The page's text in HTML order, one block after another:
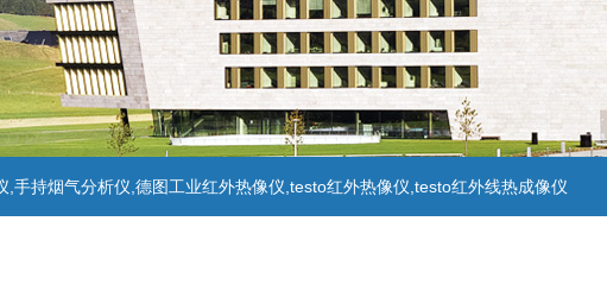
,手持烟气分析仪,德图工业红外热像仪,testo红外热像仪,testo红外线热成像仪